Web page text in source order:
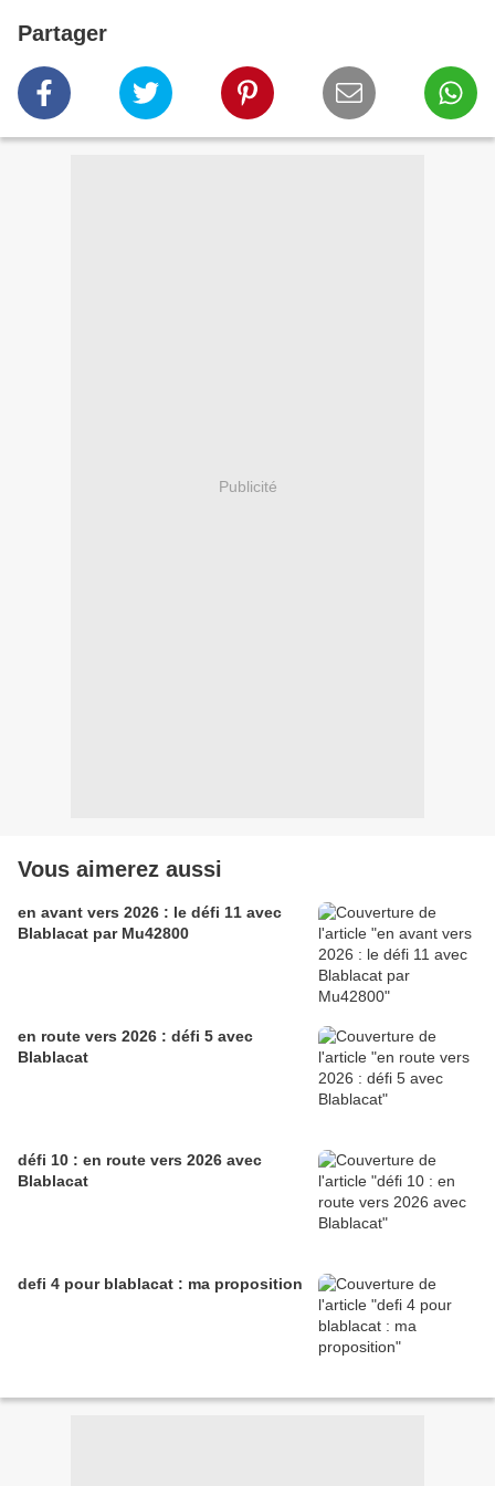
Partager
Publicité
Vous aimerez aussi
en avant vers 2026 : le défi 11 avec
Blablacat par Mu42800
en route vers 2026 : défi 5 avec
Blablacat
défi 10 : en route vers 2026 avec
Blablacat
defi 4 pour blablacat : ma proposition